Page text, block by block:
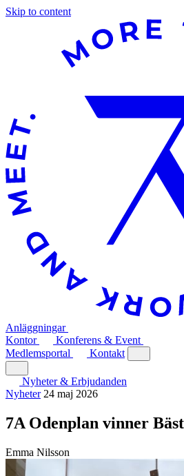
Skip to content
Anläggningar
Kontor
Konferens & Event
Medlemsportal
Kontakt
Nyheter & Erbjudanden
Nyheter 24 maj 2026
7A Odenplan vinner
Emma Nilsson